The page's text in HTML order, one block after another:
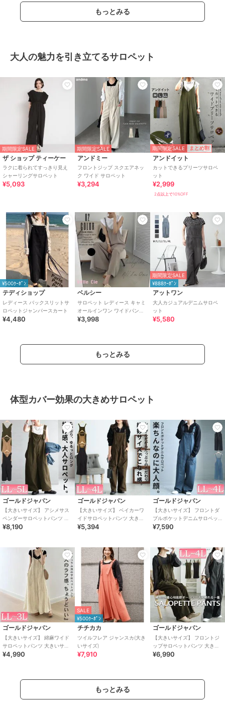
もっとみる
大人の魅力を引き立てるサロペット
期間限定SALE
ザ ショップ ティーケー
ラクに着られてすっきり見え
シャーリングサロペット
¥5,093
期間限定SALE
アンドミー
フロントジップ スクエアネッ
ク ワイド サロペット
¥3,294
期間限定SALE まとめ割
アンドイット
カットできるプリーツサロペ
ット
¥2,999
2点以上で10%OFF
¥500ｸｰﾎﾟﾝ
テディショップ
レディース バックスリットサ
ロペットジャンパースカート
¥4,480
ベルシー
サロペット レディース キャミ
オールインワン ワイドパンツ
つなぎ 大人サロペット 黒
¥3,998
期間限定SALE
¥888ｸｰﾎﾟﾝ
アットワン
大人カジュアルデニムサロペ
ット
¥5,580
もっとみる
体型カバー効果の大きめサロペット
ゴールドジャパン
【大きいサイズ】 アシメサス
ペンダーサロペットパンツ 大
きいサイズ レディース オール
¥8,190
ゴールドジャパン
【大きいサイズ】 ベイカーワ
イドサロペットパンツ 大きい
サイズ レディース オールイン
¥5,394
ゴールドジャパン
【大きいサイズ】 フロントダ
ブルポケットデニムサロペッ
ト 大きいサイズ レディース オ
¥7,590
ゴールドジャパン
【大きいサイズ】 綿麻ワイド
サロペットパンツ 大きいサイ
ズ レディース オールインワン
¥4,990
SALE
¥500ｸｰﾎﾟﾝ
チチカカ
ツイルフレア ジャンスカ(大き
いサイズ)
¥7,910
ゴールドジャパン
【大きいサイズ】 フロントジ
ップサロペットパンツ 大きい
サイズ レディース オールイン
¥6,990
もっとみる